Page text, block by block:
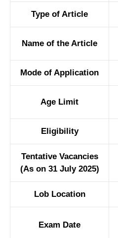
Type of Article
Name of the Article
Mode of Application
Age Limit
Eligibility
Tentative Vacancies
(As on 31 July 2025)
Lob Location
Exam Date